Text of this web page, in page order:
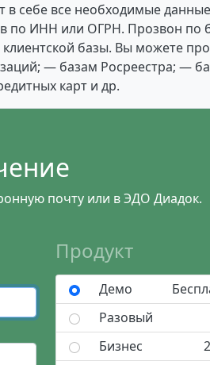
в себе все необходимые
по ИНН или ОГРН. Прозвон по
базы. Вы можете
— базам Росреестра; —
карт и др.
почту или в ЭДО Диадок.
Продукт
Демо
Разовый
Бизнес